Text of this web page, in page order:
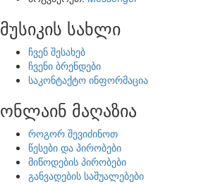
მუსიკის სახლი
ჩვენ შესახებ
ჩვენი ბრენდები
საკონტაქტო ინფორმაცია
ონლაინ მაღაზია
როგორ შევიძინოთ
წესები და პირობები
მიწოდების პირობები
განვადების საშუალებები